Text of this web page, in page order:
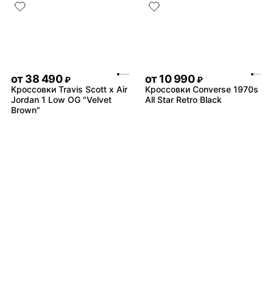
от38 490 ₽
Кроссовки Travis Scott x Air
Jordan 1 Low OG "Velvet
Brown"
от10 990 ₽
Кроссовки Converse 1970s
All Star Retro Black